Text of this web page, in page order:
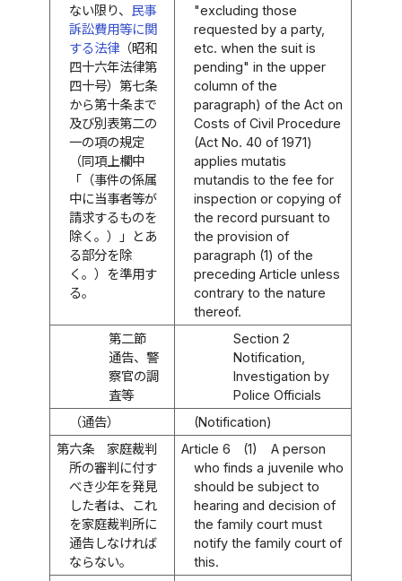
ない限り、 民事
訴訟費用等に関
する法律（昭和
四十六年法律第
四十号）第七条
から第十条まで
及び別表第二の
一の項の規定
（同項上欄中
「（事件の係属
中に当事者等が
請求するものを
除く。）」とあ
る部分を除
く。）を準用す
る。
"excluding those
requested by a party,
etc. when the suit is
pending" in the upper
column of the
paragraph) of the Act on
Costs of Civil Procedure
(Act No. 40 of 1971)
applies mutatis
mutandis to the fee for
inspection or copying of
the record pursuant to
the provision of
paragraph (1) of the
preceding Article unless
contrary to the nature
thereof.
第二節
通告、警
察官の調
査等
Section 2
Notification,
Investigation by
Police Officials
（通告）
(Notification)
第六条
家庭裁判
所の審判に付す
べき少年を発見
した者は、これ
を家庭裁判所に
通告しなければ
ならない。
Article 6 (1)
A person
who finds a juvenile who
should be subject to
hearing and decision of
the family court must
notify the family court of
this.